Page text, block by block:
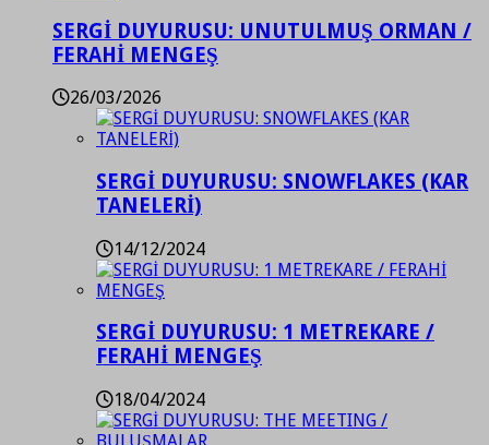
SERGİ DUYURUSU: UNUTULMUŞ ORMAN /
FERAHİ MENGEŞ
26/03/2026
SERGİ DUYURUSU: SNOWFLAKES (KAR
TANELERİ)
14/12/2024
SERGİ DUYURUSU: 1 METREKARE /
FERAHİ MENGEŞ
18/04/2024